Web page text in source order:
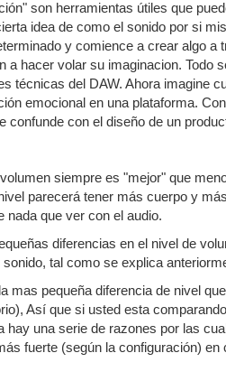
son herramientas útiles que
idea de como el sonido por si
y comience a crear algo
a hacer volar su imaginacion. Todo
técnicas del DAW. Ahora imagine
emocional en una plataforma.
confunde con el diseño de un
siempre es "mejor" que
parecerá tener más cuerpo y
nada que ver con el audio.
diferencias en el nivel de
tal como se explica
mas pequeña diferencia de nivel
Así que si usted esta
una serie de razones por las
fuerte (según la configuración)